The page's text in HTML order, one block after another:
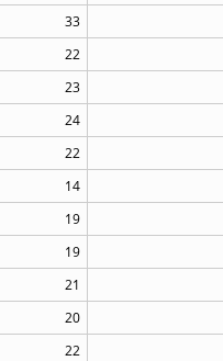
33
22
23
24
22
14
19
19
21
20
22